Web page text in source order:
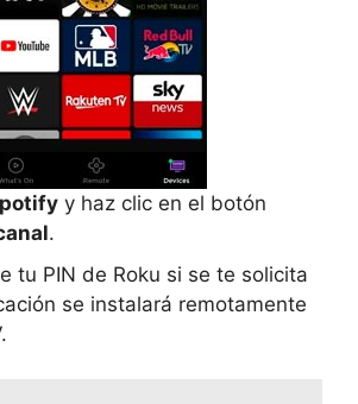
y haz clic en el botón
.
tu PIN de Roku si se te solicita
se instalará remotamente